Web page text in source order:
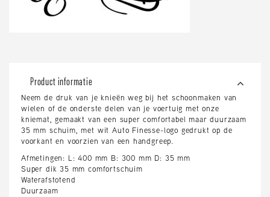
Product informatie
Neem de druk van je knieën weg bij het schoonmaken van
wielen of de onderste delen van je voertuig met onze
kniemat, gemaakt van een super comfortabel maar duurzaam
35 mm schuim, met wit Auto Finesse-logo gedrukt op de
voorkant en voorzien van een handgreep.
Afmetingen: L: 400 mm B: 300 mm D: 35 mm
Super dik 35 mm comfortschuim
Waterafstotend
Duurzaam